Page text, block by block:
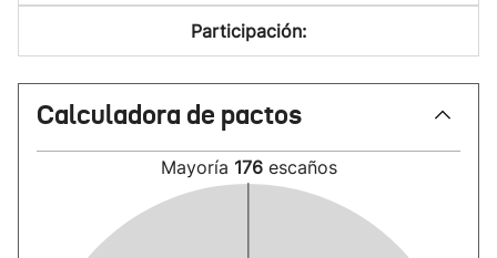
Participación:
Calculadora de pactos
Mayoría 176 escaños